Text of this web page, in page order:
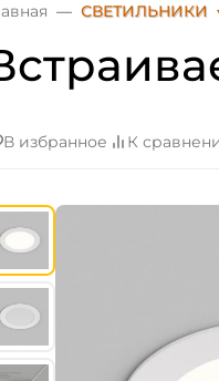
СВЕТИЛЬНИКИ
В избранное К